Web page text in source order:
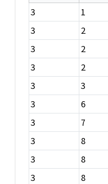
3
1
3
2
3
2
3
2
3
3
3
6
3
7
3
8
3
8
3
8